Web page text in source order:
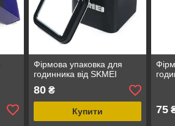
Фірмова упаковка для
годинника від SKMEI
80₴
Купити 75